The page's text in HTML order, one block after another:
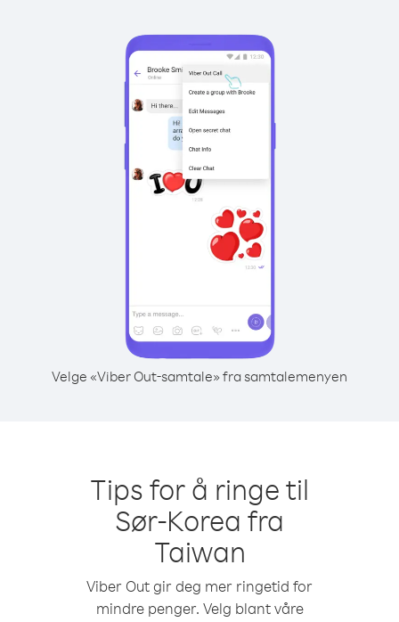
Velge «Viber Out-samtale» fra samtalemenyen
Tips for å ringe til
Sør-Korea fra
Taiwan
Viber Out gir deg mer ringetid for
mindre penger. Velg blant våre